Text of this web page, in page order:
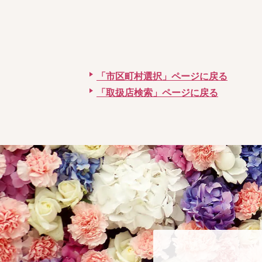
「市区町村選択」ページに戻る
「取扱店検索」ページに戻る